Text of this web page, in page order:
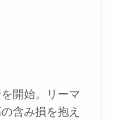
開始。リーマ
含み損を抱え